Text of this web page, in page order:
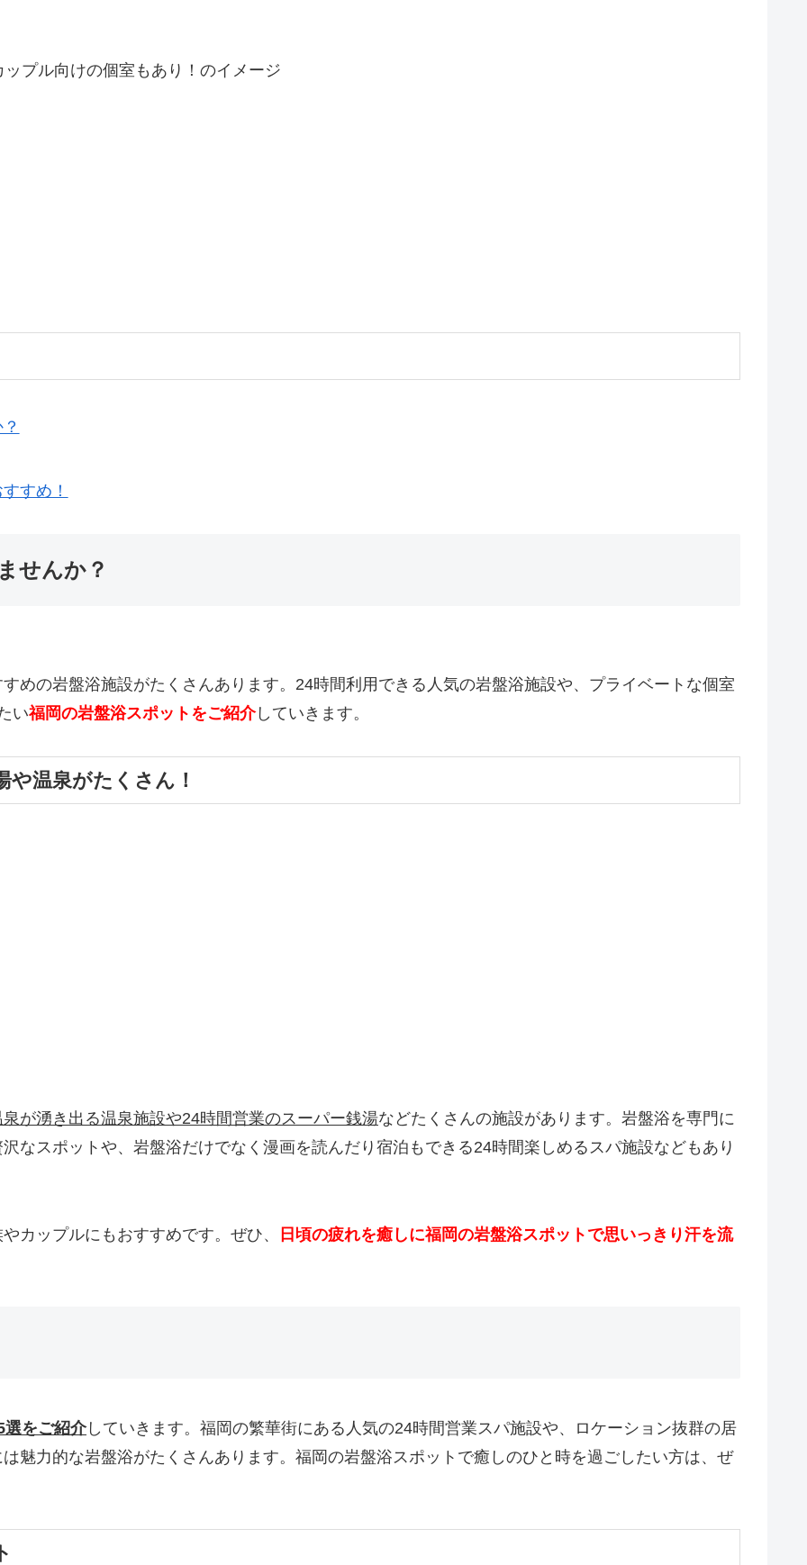
すめ！
せんか？
めの岩盤浴施設がたくさんあります。24時間利用できる人気の岩盤浴施設や、プライベートな個室
い福岡の岩盤浴スポットをご紹介していきます。
温泉がたくさん！
が湧き出る温泉施設や24時間営業のスーパー銭湯などたくさんの施設があります。岩盤浴を専門に
なスポットや、岩盤浴だけでなく漫画を読んだり宿泊もできる24時間楽しめるスパ施設などもあり
カップルにもおすすめです。ぜひ、 日頃の疲れを癒しに福岡の岩盤浴スポットで思いっきり汗を流
選をご紹介していきます。福岡の繁華街にある人気の24時間営業スパ施設や、ロケーション抜群の居
魅力的な岩盤浴がたくさんあります。福岡の岩盤浴スポットで癒しのひと時を過ごしたい方は、ぜ